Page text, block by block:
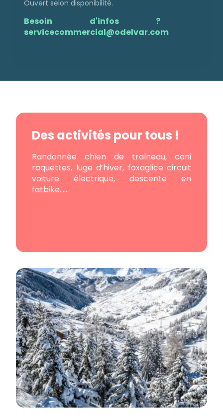
Ouvert selon disponibilité.
Besoin d'infos ?
servicecommercial@odelvar.com
Des activités pour tous !
Randonnée chien de traîneau, cani
raquettes, luge d’hiver, foxaglice circuit
voiture électrique, descente en
fatbike……